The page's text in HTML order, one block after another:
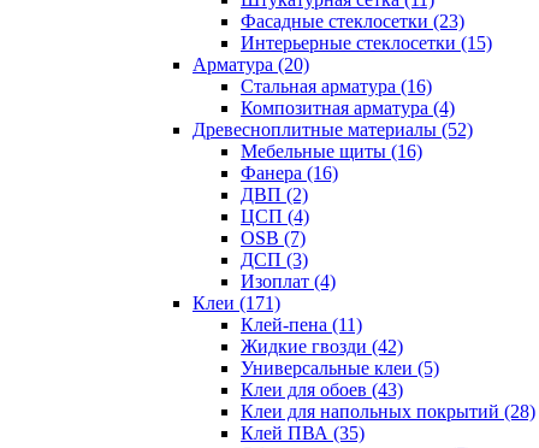
Фасадные стеклосетки (23)
Интерьерные стеклосетки (15)
Арматура (20)
Стальная арматура (16)
Композитная арматура (4)
Древесноплитные материалы (52)
Мебельные щиты (16)
Фанера (16)
ДВП (2)
ЦСП (4)
OSB (7)
ДСП (3)
Изоплат (4)
Клеи (171)
Клей-пена (11)
Жидкие гвозди (42)
Универсальные клеи (5)
Клеи для обоев (43)
Клеи для напольных покрытий (28)
Клей ПВА (35)